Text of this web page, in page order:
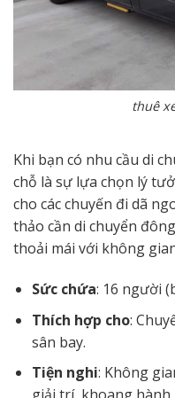
thuê
Khi bạn có nhu cầu di
chỗ là sự lựa chọn lý
cho các chuyến đi dã
thảo cần di chuyển
thoải mái với không
Sức chứa: 16 người
Thích hợp cho:
sân bay.
Tiện nghi: Không